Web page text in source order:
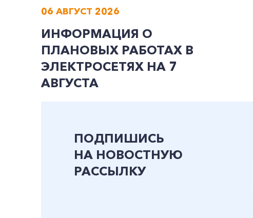
06 АВГУСТ 2026
ИНФОРМАЦИЯ О
ПЛАНОВЫХ РАБОТАХ В
ЭЛЕКТРОСЕТЯХ НА 7
АВГУСТА
ПОДПИШИСЬ
НА НОВОСТНУЮ
РАССЫЛКУ